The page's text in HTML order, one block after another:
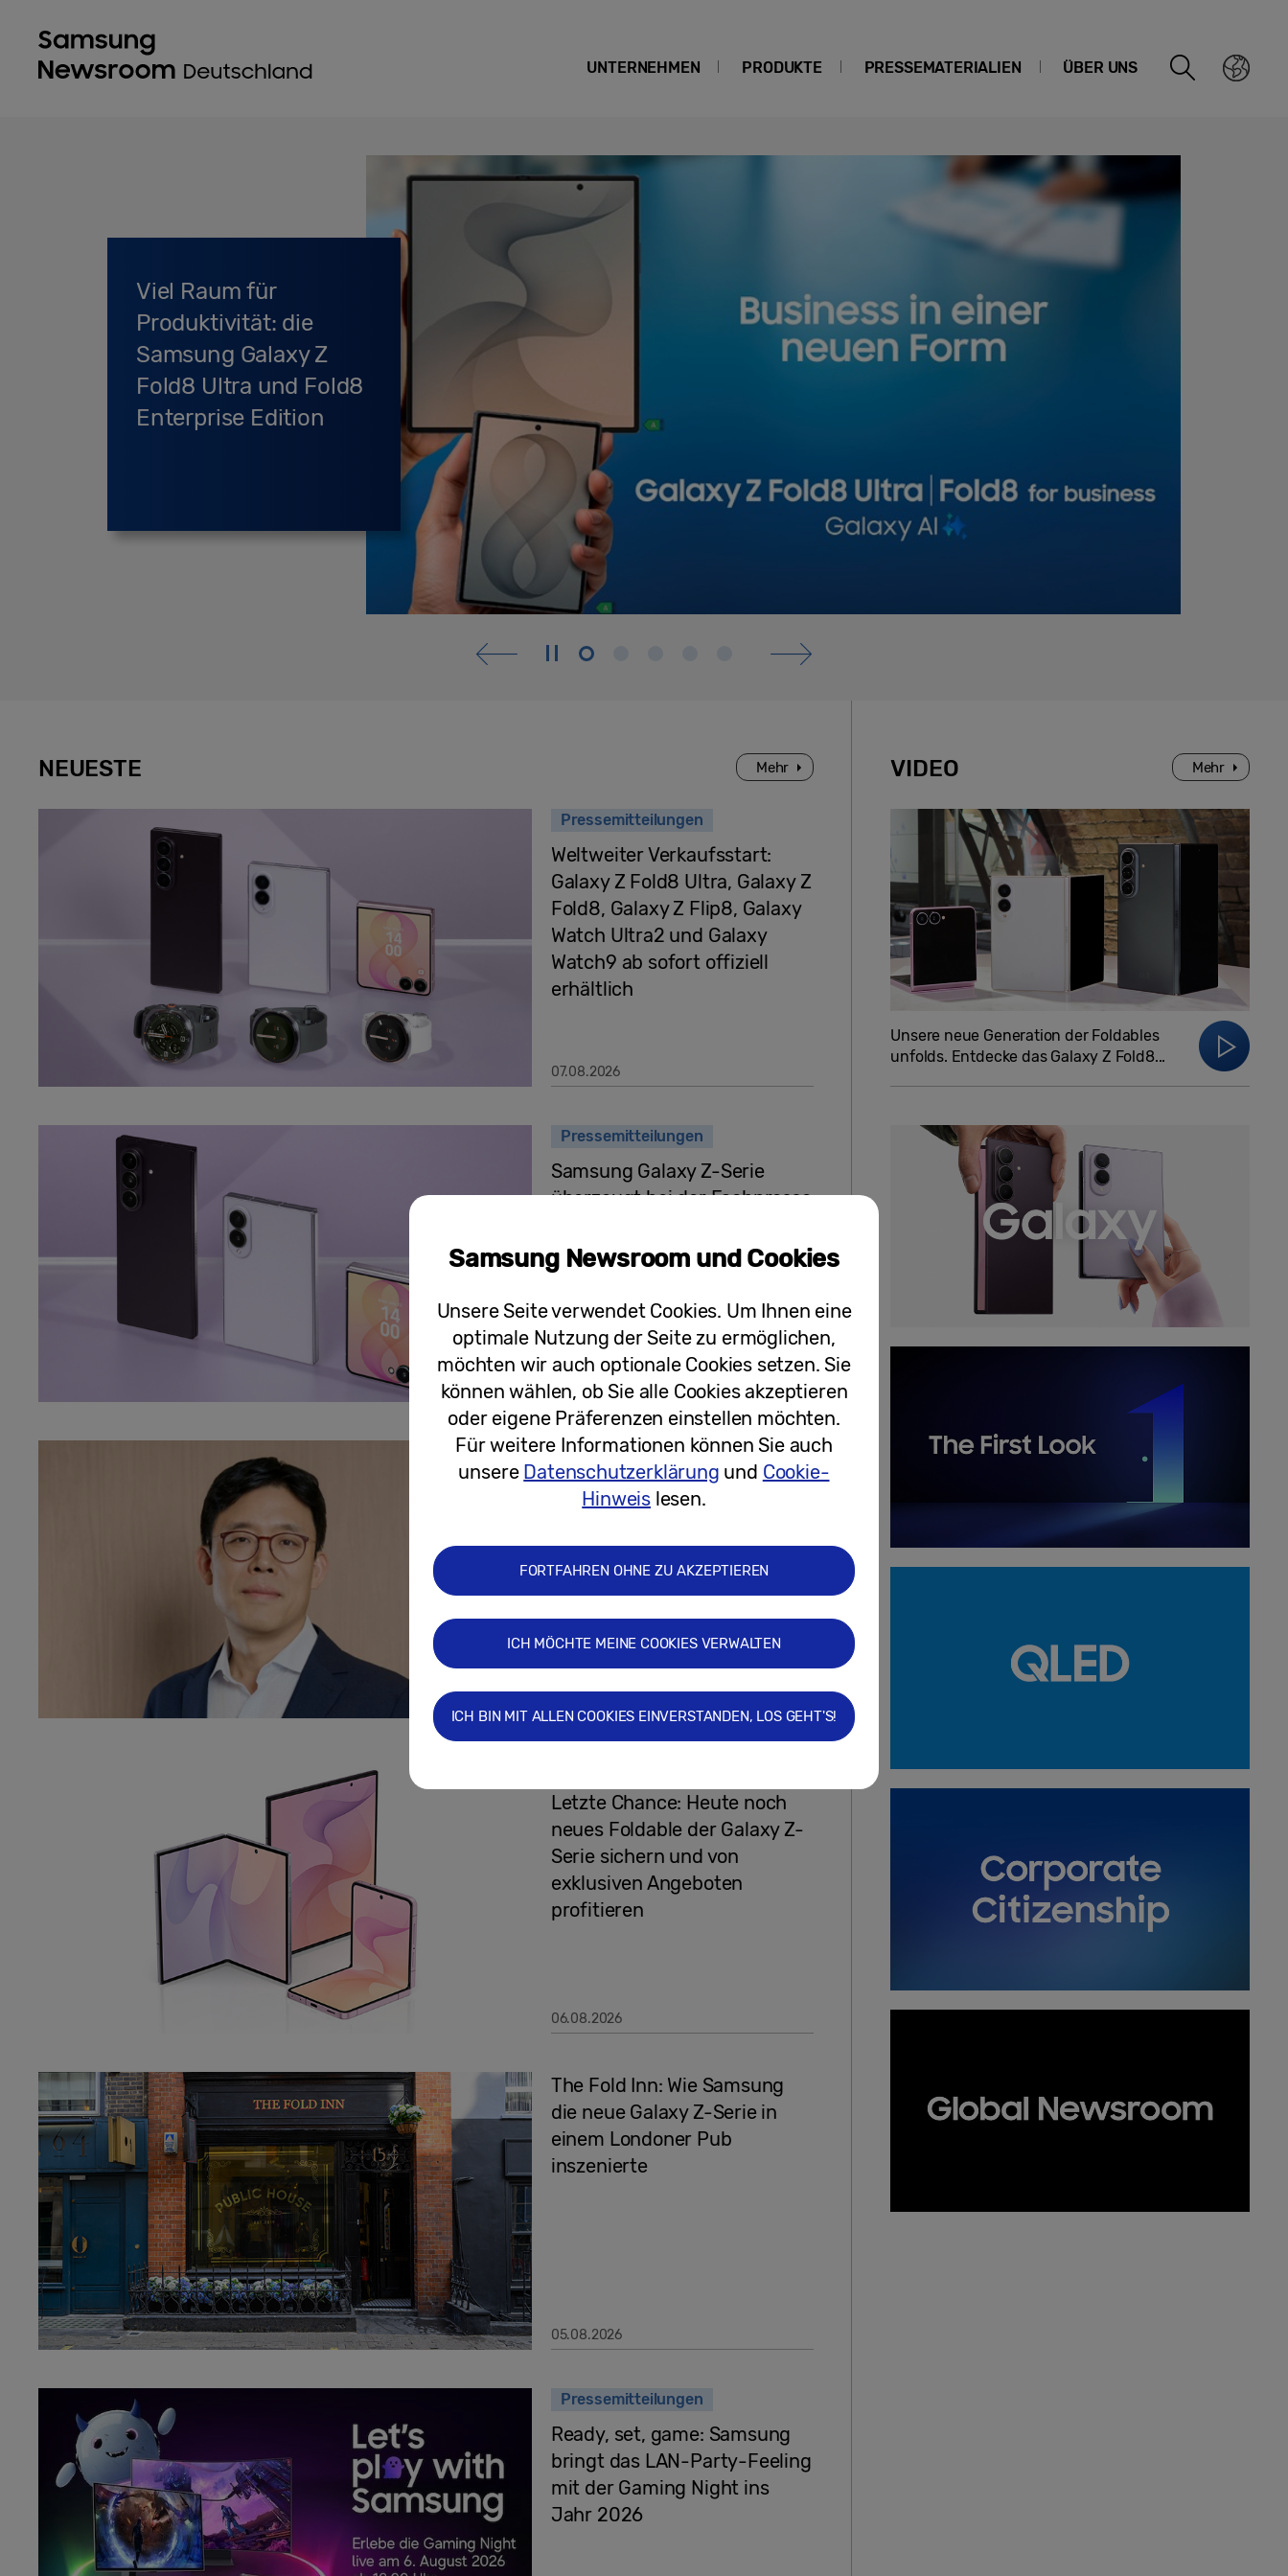
UNTERNEHMEN PRODUKTE PRESSEMATERIALIEN ÜBER UNS
Samsung erweitert
sein Ecosystem um
Smart Glasses für den
Alltag
NEUESTE Mehr
Pressemitteilungen
Weltweiter Verkaufsstart:
Galaxy Z Fold8 Ultra, Galaxy Z
Fold8, Galaxy Z Flip8, Galaxy
Watch Ultra2 und Galaxy
Watch9 ab sofort offiziell
erhältlich
07.08.2026
Pressemitteilungen
Samsung Galaxy Z-Serie
überzeugt bei der Fachpresse
07.08.2026
[Interview] Smart Glasses: Der
erste Schritt hin zur nächsten
mobilen AI-Schnittstelle
Letzte Chance: Heute noch
neues Foldable der Galaxy Z-
Serie sichern und von
exklusiven Angeboten
profitieren
06.08.2026
The Fold Inn: Wie Samsung
die neue Galaxy Z-Serie in
einem Londoner Pub
inszenierte
05.08.2026
Pressemitteilungen
Ready, set, game: Samsung
bringt das LAN-Party-Feeling
mit der Gaming Night ins
Jahr 2026
VIDEO Mehr
Unsere neue Generation der Foldables
unfolds. Entdecke das Galaxy Z Fold8...
Samsung Newsroom und Cookies
Unsere Seite verwendet Cookies. Um Ihnen eine
optimale Nutzung der Seite zu ermöglichen,
möchten wir auch optionale Cookies setzen. Sie
können wählen, ob Sie alle Cookies akzeptieren
oder eigene Präferenzen einstellen möchten.
Für weitere Informationen können Sie auch
unsere Datenschutzerklärung und Cookie-
Hinweis lesen.
FORTFAHREN OHNE ZU AKZEPTIEREN
ICH MÖCHTE MEINE COOKIES VERWALTEN
ICH BIN MIT ALLEN COOKIES EINVERSTANDEN, LOS GEHT'S!